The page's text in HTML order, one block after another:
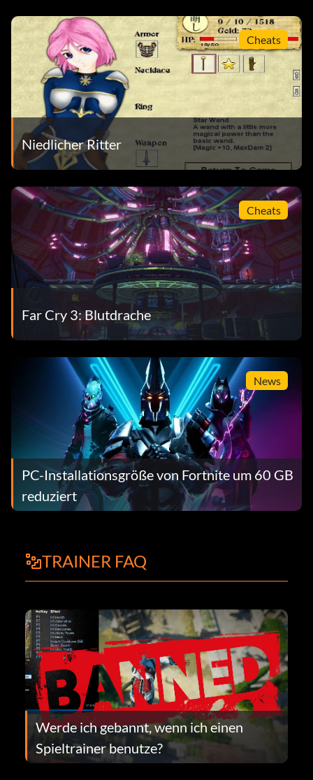
Cheats
Niedlicher Ritter
Cheats
Far Cry 3: Blutdrache
News
PC-Installationsgröße von Fortnite um 60 GB
reduziert
TRAINER FAQ
Werde ich gebannt, wenn ich einen
Spieltrainer benutze?